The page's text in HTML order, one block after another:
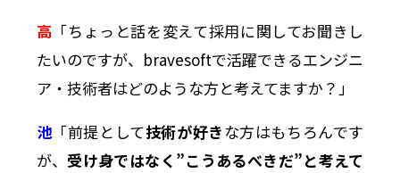
高 「ちょっと話を変えて採用に関してお聞きし
たいのですが、bravesoftで活躍できるエンジニ
ア・技術者はどのような方と考えてますか？」
池「前提として技術が好き な方はもちろんです
が、 受け身ではなく”こうあるべきだ”と考えて